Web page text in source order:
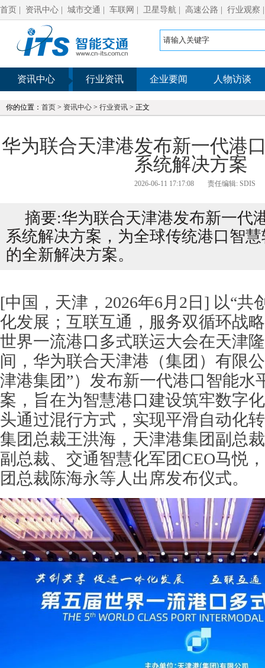
首页 资讯中心 城市交通 车联网 卫星导航 高速公路 行业观察
资讯中心 行业资讯 企业要闻 人物访谈
你的位置： 首页 > 资讯中心 > 行业资讯 > 正文
华为联合天津港发布新一代港
系统解决方案
2026-06-11 17:17:08 责任编辑: SDIS
摘要:华为联合天津港发布新一代
系统解决方案，为全球传统港口智
的全新解决方案。
[中国，天津，2026年6月2日] 以“共
化发展；互联互通，服务双循环战
世界一流港口多式联运大会在天津
间，华为联合天津港（集团）有限
津港集团”）发布新一代港口智能水
案，旨在为智慧港口建设筑牢数字
头通过混行方式，实现平滑自动化
集团总裁王洪海，天津港集团副总
副总裁、交通智慧化军团CEO马悦
团总裁陈海永等人出席发布仪式。